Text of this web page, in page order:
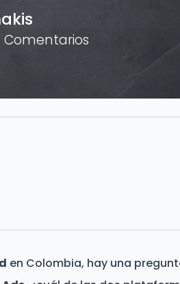
Comentarios
en Colombia, hay una